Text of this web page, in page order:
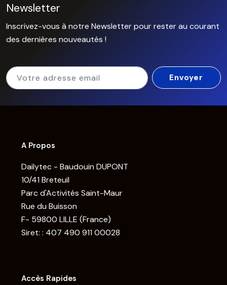
Newsletter
Inscrivez-vous à notre Newsletter pour rester au courant
des dernières nouveautés !
A Propos
Dailytec - Baudouin DUPONT
10/41 Breteuil
Parc d'Activités Saint-Maur
Rue du Buisson
F- 59800 LILLE (France)
Siret: : 407 490 911 00028
Accès Rapides